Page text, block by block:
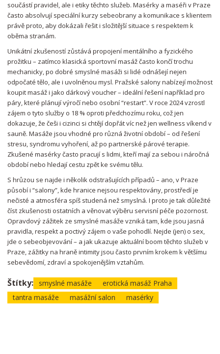
součástí pravidel, ale i etiky těchto služeb. Masérky a maséři v Praze
často absolvují speciální kurzy sebeobrany a komunikace s klientem
právě proto, aby dokázali řešit i složitější situace s respektem k
oběma stranám.
Unikátní zkušeností zůstává propojení mentálního a fyzického
prožitku – zatímco klasická sportovní masáž často končí trochu
mechanicky, po dobré smyslné masáži si lidé odnášejí nejen
odpočaté tělo, ale i uvolněnou mysl. Pražské salony nabízejí možnost
koupit masáž i jako dárkový voucher – ideální řešení například pro
páry, které plánují výročí nebo osobní “restart”. V roce 2024 vzrostl
zájem o tyto služby o 18 % oproti předchozímu roku, což jen
dokazuje, že češi i cizinci si chtějí dopřát víc než jen wellness víkend v
sauně. Masáže jsou vhodné pro různá životní období – od řešení
stresu, syndromu vyhoření, až po partnerské párové terapie.
Zkušené masérky často pracují s lidmi, kteří mají za sebou i náročná
období nebo hledají cestu zpět ke svému tělu.
S hrůzou se najde i několik odstrašujících případů – ano, v Praze
působí i “salony”, kde hranice nejsou respektovány, prostředí je
nečisté a atmosféra spíš studená než smyslná. I proto je tak důležité
číst zkušenosti ostatních a věnovat výběru servisní péče pozornost.
Opravdový zážitek ze smyslné masáže vzniká tam, kde jsou jasná
pravidla, respekt a poctivý zájem o vaše pohodlí. Nejde (jen) o sex,
jde o sebeobjevování – a jak ukazuje aktuální boom těchto služeb v
Praze, zážitky na hraně intimity jsou často prvním krokem k většímu
sebevědomí, zdraví a spokojenějším vztahům.
Štítky: smyslné masáže
erotická masáž Praha
tantra masáže
masážní salon masérky